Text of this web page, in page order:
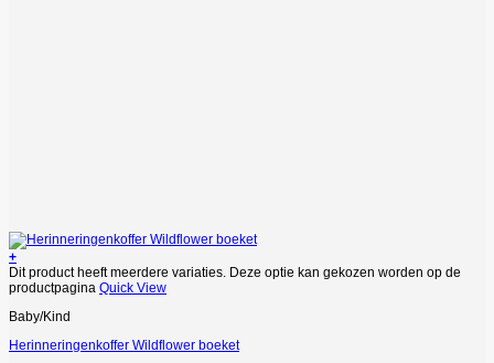
+
Dit product heeft meerdere variaties. Deze optie kan gekozen worden op de
productpagina Quick View
Baby/Kind
Herinneringenkoffer Wildflower boeket